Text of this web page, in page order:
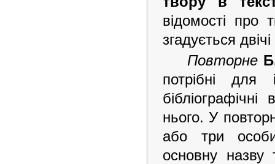
відомості про
згадується
Повторне
потрібні для
нього. У
або три
основну